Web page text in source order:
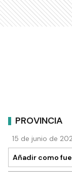
PROVINCIA
15 de junio de
Añadir como